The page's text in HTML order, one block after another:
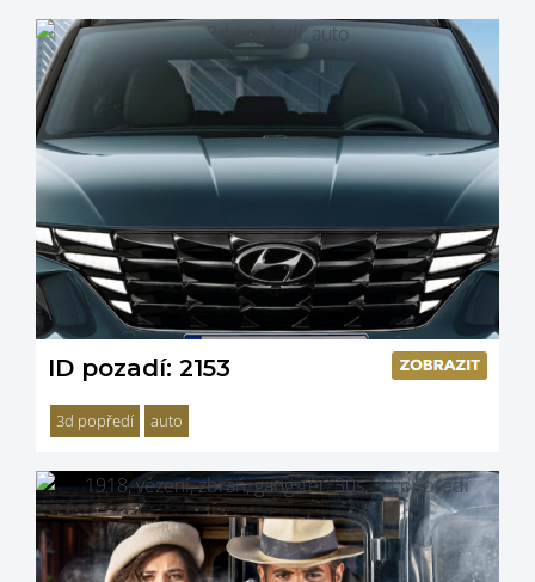
ID pozadí: 2153
3d popředí auto